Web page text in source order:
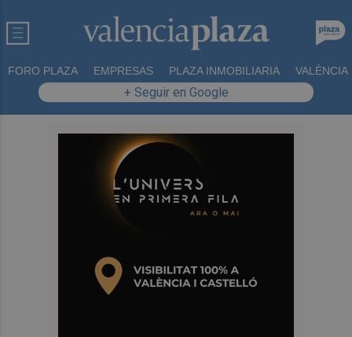
FORO PLAZA EMPRESAS PLAZA INMOBILIARIA VALÈNCIA
+ Seguir en Google